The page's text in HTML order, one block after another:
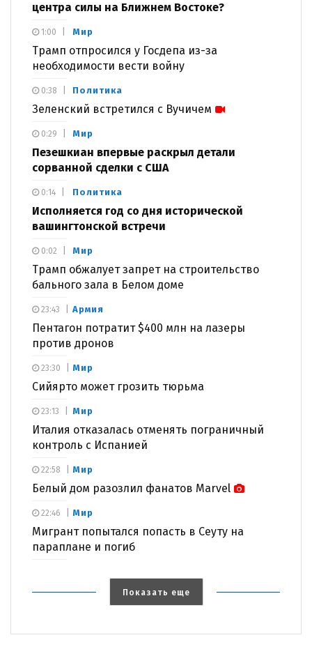
центра силы на Ближнем Востоке?
Мир
Трамп отпросился у Госдепа из-за
необходимости вести войну
1:00
Политика
Зеленский встретился с Вучичем
0:38
Мир
Пезешкиан впервые раскрыл детали
сорванной сделки с США
0:29
Политика
Исполняется год со дня исторической
вашингтонской встречи
0:14
Мир
Трамп обжалует запрет на строительство
бального зала в Белом доме
0:02
Армия
Пентагон потратит $400 млн на лазеры
против дронов
23:43
Мир
Сийярто может грозить тюрьма
23:30
Мир
Италия отказалась отменять пограничный
контроль с Испанией
23:13
Мир
Белый дом разозлил фанатов Marvel
22:58
Мир
Мигрант попытался попасть в Сеуту на
параплане и погиб
22:46
Показать еще